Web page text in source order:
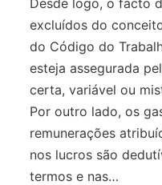
excluídos do
do Código do
esteja assegurada
certa, variável ou
Por outro lado, os
remunerações
nos lucros são
termos e nas…